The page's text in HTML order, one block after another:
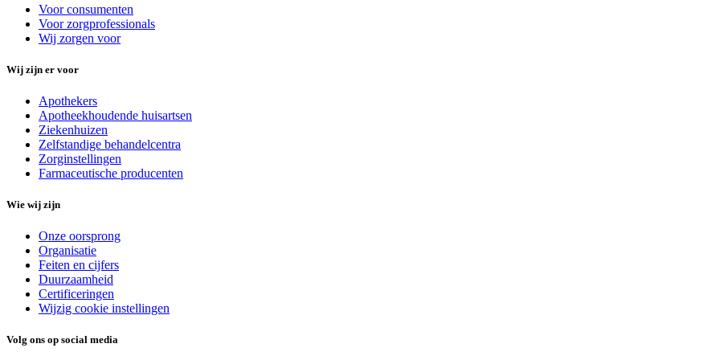
Voor consumenten
Voor zorgprofessionals
Wij zorgen voor
Wij zijn er voor
Apothekers
Apotheekhoudende huisartsen
Ziekenhuizen
Zelfstandige behandelcentra
Zorginstellingen
Farmaceutische producenten
Wie wij zijn
Onze oorsprong
Organisatie
Feiten en cijfers
Duurzaamheid
Certificeringen
Wijzig cookie instellingen
Volg ons op social media